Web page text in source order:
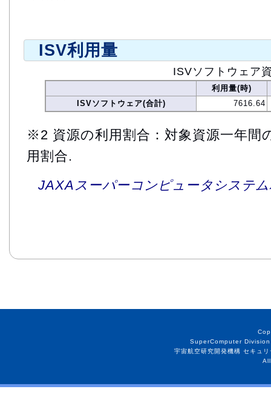
ISV利用量
ISVソフトウェア
利用量(時)
ISVソフトウェア(合計)
7616.64
※2 資源の利用割合：対象資源一年間
用割合.
JAXAスーパーコンピュータシステ
SuperComputer
宇宙航空研究開発機構 セキュ